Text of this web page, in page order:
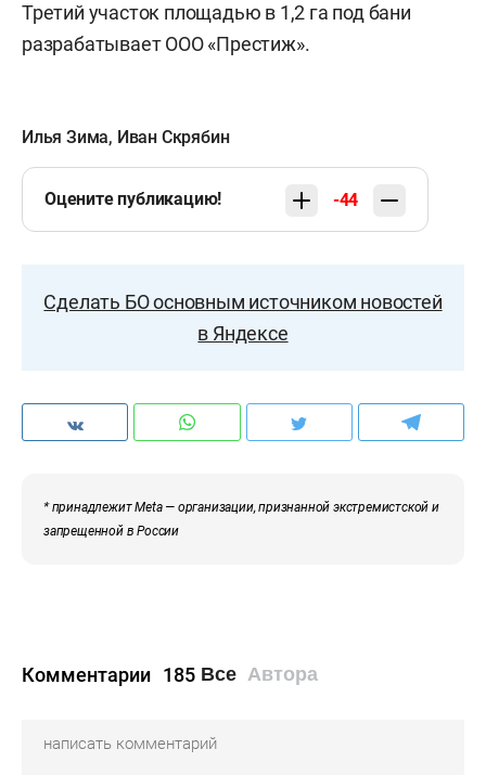
Третий участок площадью в 1,2 га под бани
разрабатывает ООО «Престиж».
Илья Зима, Иван Скрябин
Оцените публикацию! -44
Сделать БО основным источником новостей
в Яндексе
* принадлежит Meta — организации, признанной экстремистской и
запрещенной в России
Комментарии 185 Все Автора